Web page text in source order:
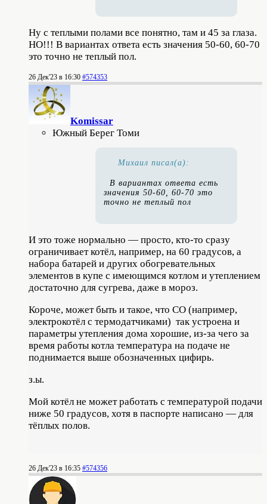
Ну с теплыми полами все понятно, там и 45 за глаза.
НО!!! В вариантах ответа есть значения 50-60, 60-70
это точно не теплый пол.
26 Дек'23 в 16:30 #574353
Komissar
Южный Берег Томи
Михаил писал(а):
В вариантах ответа есть
значения 50-60, 60-70 это
точно не теплый пол
И это тоже нормально — просто, кто-то сразу
ограничивает котёл, например, на 60 градусов, а
набора батарей и других обогревательных
элементов в купе с имеющимся котлом и утеплением
достаточно для сугрева, даже в мороз.
Короче, может быть и такое, что СО (например,
электрокотёл с термодатчиками) так устроена и
параметры утепления дома хорошие, из-за чего за
время работы котла температура на подаче не
поднимается выше обозначенных цифирь.
з.ы.
Мой котёл не может работать с температурой подачи
ниже 50 градусов, хотя в паспорте написано — для
тёплых полов.
26 Дек'23 в 16:35 #574356